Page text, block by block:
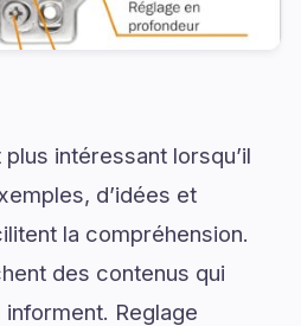
intéressant lorsqu’il
d’idées et
la compréhension.
des contenus qui
informent. Reglage